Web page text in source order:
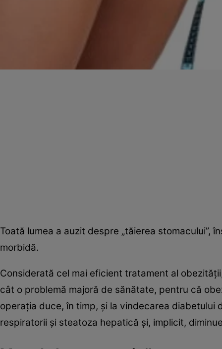
Toată lumea a auzit despre „tăierea
morbidă.
Considerată cel mai eficient tratament al
cât o problemă majoră de sănătate, pentru că
operaţia duce, în timp, şi la vindecarea diabetului
respiratorii şi steatoza hepatică şi, implicit,